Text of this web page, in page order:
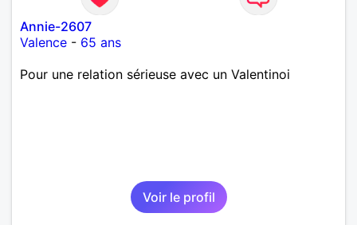
Annie-2607
Valence - 65 ans
Pour une relation sérieuse avec un Valentinoi
Voir le profil